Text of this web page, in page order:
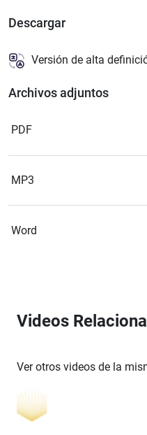
Descargar
Versión de alta
Archivos adjuntos
PDF
MP3
Word
Videos
Ver otros videos de la